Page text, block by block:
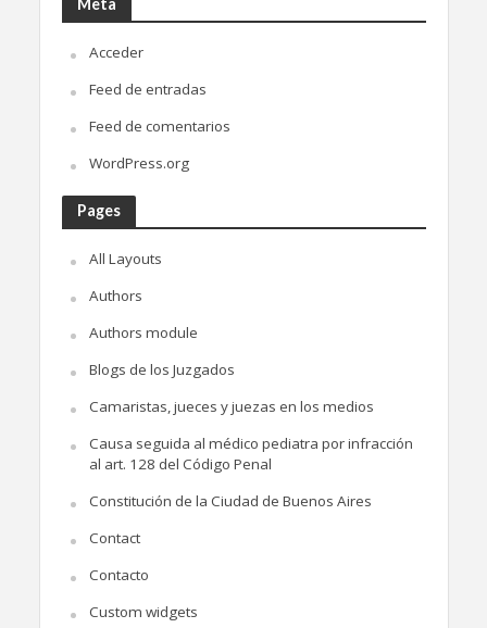
Meta
Acceder
Feed de entradas
Feed de comentarios
WordPress.org
Pages
All Layouts
Authors
Authors module
Blogs de los Juzgados
Camaristas, jueces y juezas en los medios
Causa seguida al médico pediatra por infracción
al art. 128 del Código Penal
Constitución de la Ciudad de Buenos Aires
Contact
Contacto
Custom widgets